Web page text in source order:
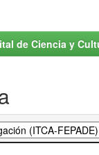
de Ciencia y